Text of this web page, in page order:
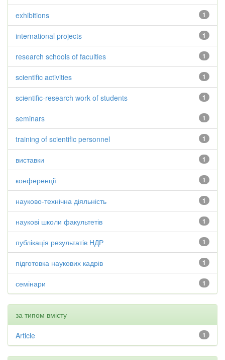
1
exhibitions
1
international projects
1
research schools of faculties
1
scientific activities
1
scientific-research work of students
1
seminars
1
training of scientific personnel
1
виставки
1
конференції
1
науково-технічна діяльність
1
наукові школи факультетів
1
публікація результатів НДР
1
підготовка наукових кадрів
1
семінари
за типом вмісту
1
Article